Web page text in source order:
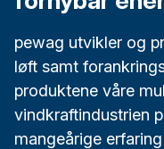
pewag utvikler og
løft samt
produktene våre
vindkraftindustrien
mangeårige